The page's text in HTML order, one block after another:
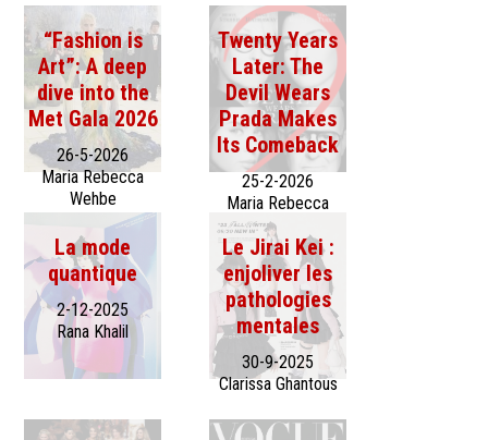
“Fashion is
Art”: A deep
dive into the
Met Gala 2026
26-5-2026
Maria Rebecca
Wehbe
Twenty Years
Later: The
Devil Wears
Prada Makes
Its Comeback
25-2-2026
Maria Rebecca
Wehbe
La mode
quantique
2-12-2025
Rana Khalil
Le Jirai Kei :
enjoliver les
pathologies
mentales
30-9-2025
Clarissa Ghantous